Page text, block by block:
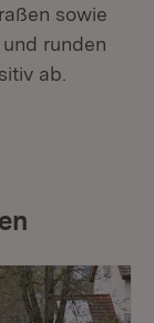
sowie
runden
ab.